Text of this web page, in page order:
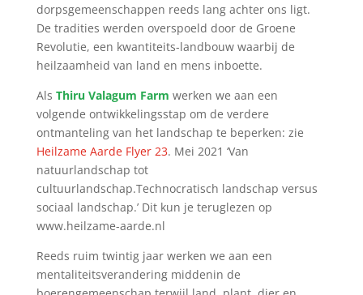
dorpsgemeenschappen reeds lang achter ons ligt.
De tradities werden overspoeld door de Groene
Revolutie, een kwantiteits-landbouw waarbij de
heilzaamheid van land en mens inboette.
Als Thiru Valagum Farm werken we aan een
volgende ontwikkelingsstap om de verdere
ontmanteling van het landschap te beperken: zie
Heilzame Aarde Flyer 23. Mei 2021 ‘Van
natuurlandschap tot
cultuurlandschap.Technocratisch landschap versus
sociaal landschap.’ Dit kun je teruglezen op
www.heilzame-aarde.nl
Reeds ruim twintig jaar werken we aan een
mentaliteitsverandering middenin de